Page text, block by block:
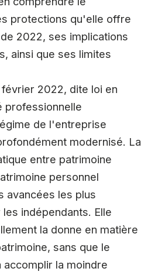
protections qu'elle offre
2022, ses implications
ainsi que ses limites
février 2022, dite loi en
professionnelle
de l'entreprise
modernisé. La
entre patrimoine
personnel
avancées les plus
indépendants. Elle
la donne en matière
sans que le
la moindre